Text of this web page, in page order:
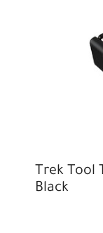
Trek Tool
Black